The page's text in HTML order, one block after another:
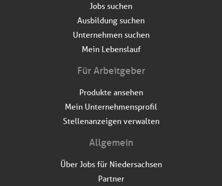
Jobs suchen
Ausbildung suchen
Unternehmen suchen
Mein Lebenslauf
Für Arbeitgeber
Produkte ansehen
Mein Unternehmensprofil
Stellenanzeigen verwalten
Allgemein
Über Jobs für Niedersachsen
Partner